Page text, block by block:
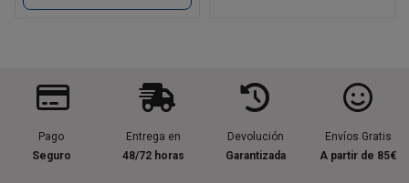
Pago
Seguro
Entrega en
48/72 horas
Devolución
Garantizada
Envíos Gratis
A partir de 85€